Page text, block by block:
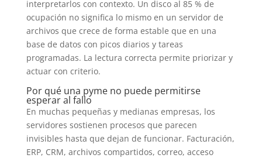
interpretarlos con contexto. Un disco al 85 % de
ocupación no significa lo mismo en un servidor de
archivos que crece de forma estable que en una
base de datos con picos diarios y tareas
programadas. La lectura correcta permite priorizar y
actuar con criterio.
Por qué una pyme no puede permitirse
esperar al fallo
En muchas pequeñas y medianas empresas, los
servidores sostienen procesos que parecen
invisibles hasta que dejan de funcionar. Facturación,
ERP, CRM, archivos compartidos, correo, acceso